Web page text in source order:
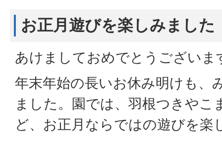
お正月遊びを楽しみました
あけましておめでとうございま
年末年始の長いお休み明けも、
ました。園では、羽根つきやこ
ど、お正月ならではの遊びを楽